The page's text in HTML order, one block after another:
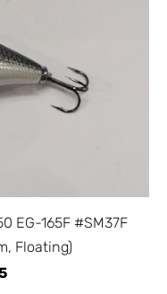
EG-165F #SM37F
Floating)